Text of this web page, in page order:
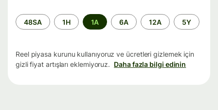
Zaman
aralığı
48SA 1H 1A 6A 12A 5Y
Reel piyasa kurunu kullanıyoruz ve ücretleri gizlemek için
gizli fiyat artışları eklemiyoruz. Daha fazla bilgi edinin